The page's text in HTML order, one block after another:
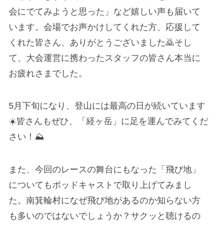
会にでてみようと思った」など嬉しい声も届いて
います。会場でお声かけしてくれた方、応援して
くれた皆さん、ありがとうございました🙇そし
て、大会運営に携わったスタッフの皆さん本当に
お疲れさまでした。
5月下旬になり、登山には最高の日が続いています
☀️皆さんもぜひ、「経ヶ岳」に足を運んでみてくだ
さい！⛰
また、今回のレースの舞台にもなった「飛び地」
についてもポッドキャストで取り上げてみまし
た。南箕輪村になぜ飛び地があるのか知らない方
も多いのではないでしょうか？サクッと聴けるの